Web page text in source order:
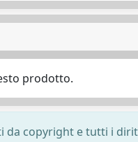
prodotto.
da copyright e tutti i